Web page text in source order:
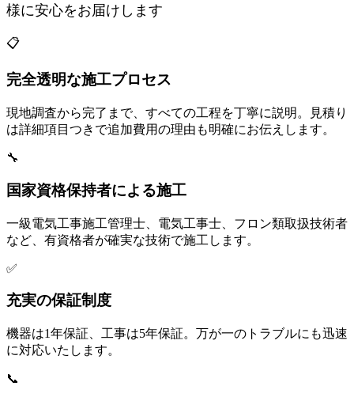
様に安心をお届けします
📋
完全透明な施工プロセス
現地調査から完了まで、すべての工程を丁寧に説明。見積り
は詳細項目つきで追加費用の理由も明確にお伝えします。
🔧
国家資格保持者による施工
一級電気工事施工管理士、電気工事士、フロン類取扱技術者
など、有資格者が確実な技術で施工します。
✅
充実の保証制度
機器は1年保証、工事は5年保証。万が一のトラブルにも迅速
に対応いたします。
📞